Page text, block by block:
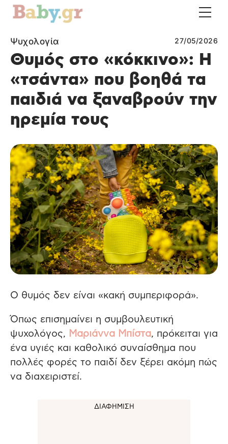
Ψυχολογία 27/05/2026
Θυμός στο «κόκκινο»: Η
«τσάντα» που βοηθά τα
παιδιά να ξαναβρούν την
ηρεμία τους
Ο θυμός δεν είναι «κακή συμπεριφορά».
Όπως επισημαίνει η συμβουλευτική
ψυχολόγος, Μαριάννα Μπίστα, πρόκειται για
ένα υγιές και καθολικό συναίσθημα που
πολλές φορές το παιδί δεν ξέρει ακόμη πώς
να διαχειριστεί.